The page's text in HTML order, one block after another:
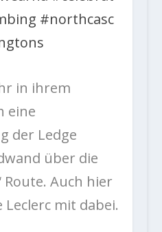
#northcasc
in ihrem
eine
der Ledge
über die
Route. Auch hier
mit dabei.